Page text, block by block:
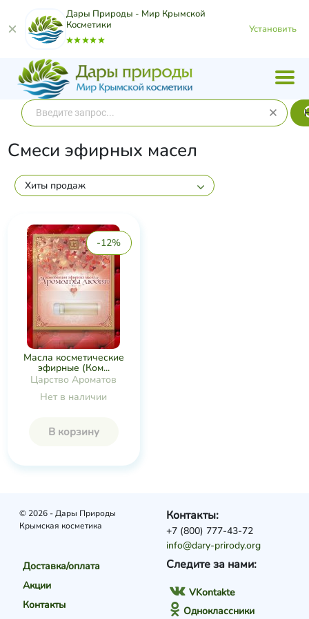
Дары Природы - Мир Крымской
Косметики
Установить
Смеси эфирных масел
Хиты продаж
-12%
Масла косметические
эфирные (Ком...
Царство Ароматов
Нет в наличии
В корзину
© 2026 - Дары Природы
Крымская косметика
Доставка/оплата
Акции
Контакты
Следите за нами:
VKontakte
Одноклассники
Контакты:
+7 (800) 777-43-72
info@dary-prirody.org